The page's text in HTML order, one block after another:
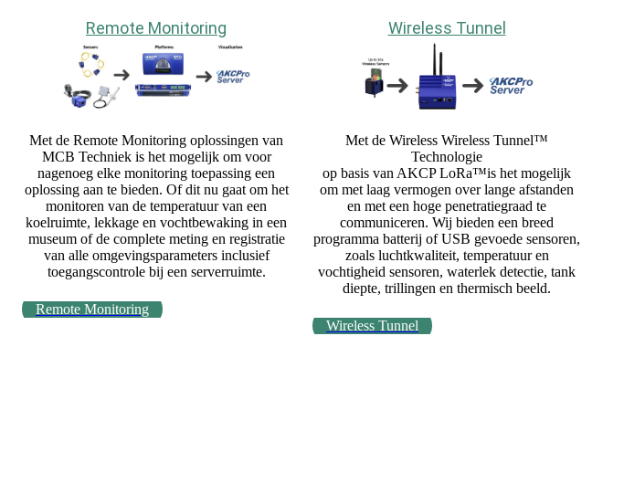
Remote Monitoring
Met de Remote Monitoring oplossingen van
MCB Techniek is het mogelijk om voor
nagenoeg elke monitoring toepassing een
oplossing aan te bieden. Of dit nu gaat om het
monitoren van de temperatuur van een
koelruimte, lekkage en vochtbewaking in een
museum of de complete meting en registratie
van alle omgevingsparameters inclusief
toegangscontrole bij een serverruimte.
Remote Monitoring
Wireless Tunnel
Met de Wireless Wireless Tunnel™
Technologie
op basis van AKCP LoRa™is het mogelijk
om met laag vermogen over lange afstanden
en met een hoge penetratiegraad te
communiceren. Wij bieden een breed
programma batterij of USB gevoede sensoren,
zoals luchtkwaliteit, temperatuur en
vochtigheid sensoren, waterlek detectie, tank
diepte, trillingen en thermisch beeld.
Wireless Tunnel